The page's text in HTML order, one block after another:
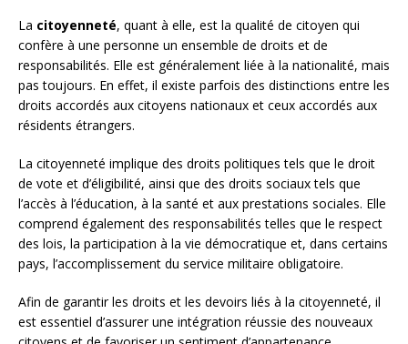
La citoyenneté, quant à elle, est la qualité de citoyen qui
confère à une personne un ensemble de droits et de
responsabilités. Elle est généralement liée à la nationalité, mais
pas toujours. En effet, il existe parfois des distinctions entre les
droits accordés aux citoyens nationaux et ceux accordés aux
résidents étrangers.
La citoyenneté implique des droits politiques tels que le droit
de vote et d’éligibilité, ainsi que des droits sociaux tels que
l’accès à l’éducation, à la santé et aux prestations sociales. Elle
comprend également des responsabilités telles que le respect
des lois, la participation à la vie démocratique et, dans certains
pays, l’accomplissement du service militaire obligatoire.
Afin de garantir les droits et les devoirs liés à la citoyenneté, il
est essentiel d’assurer une intégration réussie des nouveaux